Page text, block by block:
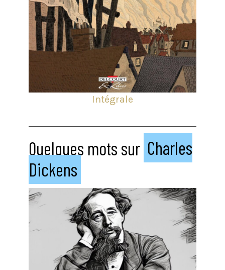
Intégrale
Quelques mots sur Charles
Dickens